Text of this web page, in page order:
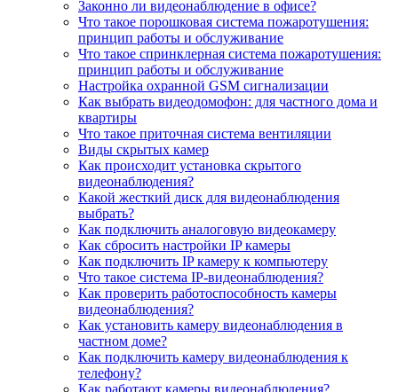
Законно ли видеонаблюдение в офисе?
Что такое порошковая система пожаротушения:
принцип работы и обслуживание
Что такое спринклерная система пожаротушения:
принцип работы и обслуживание
Настройка охранной GSM сигнализации
Как выбрать видеодомофон: для частного дома и
квартиры
Что такое приточная система вентиляции
Виды скрытых камер
Как происходит установка скрытого
видеонаблюдения?
Какой жесткий диск для видеонаблюдения
выбрать?
Как подключить аналоговую видеокамеру
Как сбросить настройки IP камеры
Как подключить IP камеру к компьютеру
Что такое система IP-видеонаблюдения?
Как проверить работоспособность камеры
видеонаблюдения?
Как установить камеру видеонаблюдения в
частном доме?
Как подключить камеру видеонаблюдения к
телефону?
Как работают камеры видеонаблюдения?